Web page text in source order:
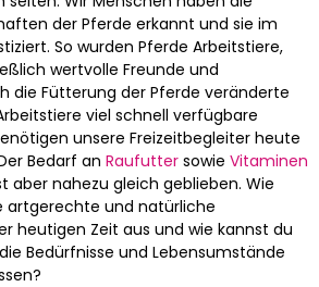
der Pferde erkannt und sie im
So wurden Pferde Arbeitstiere,
wertvolle Freunde und
die Fütterung der Pferde veränderte
viel schnell verfügbare
unsere Freizeitbegleiter heute
Bedarf an Raufutter sowie Vitaminen
aber nahezu gleich geblieben. Wie
artgerechte und natürliche
heutigen Zeit aus und wie kannst du
Bedürfnisse und Lebensumstände